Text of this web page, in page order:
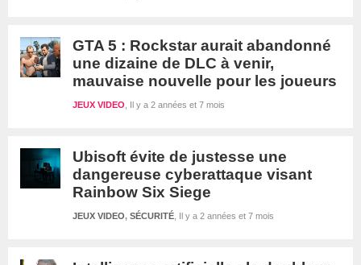
GTA 5 : Rockstar aurait abandonné
une dizaine de DLC à venir,
mauvaise nouvelle pour les joueurs
Il y a 2 années et 7 mois
JEUX VIDEO
Ubisoft évite de justesse une
dangereuse cyberattaque visant
Rainbow Six Siege
Il y a 2 années et 7 mois
JEUX VIDEO, SÉCURITÉ